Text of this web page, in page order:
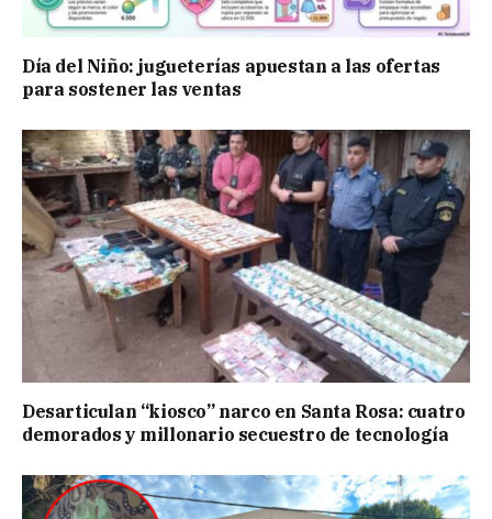
Día del Niño: jugueterías apuestan a las ofertas
para sostener las ventas
Desarticulan “kiosco” narco en Santa Rosa: cuatro
demorados y millonario secuestro de tecnología